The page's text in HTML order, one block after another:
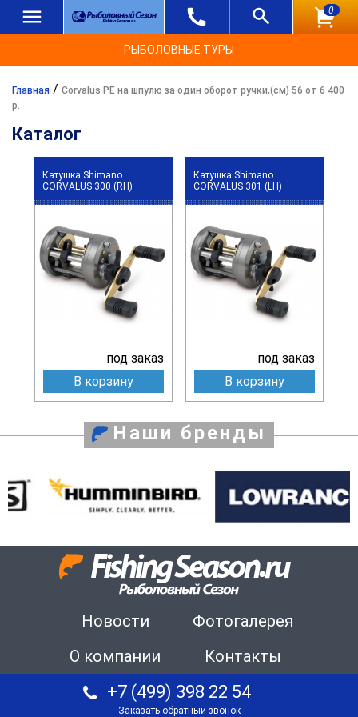
0
РЫБОЛОВНЫЕ ТУРЫ
Главная / Corvalus PE на шпулю за один оборот ручки,(см) 56 от 6 400
р.
Каталог
Катушка Shimano
CORVALUS 300 (RH)
под заказ
В корзину
Катушка Shimano
CORVALUS 301 (LH)
под заказ
В корзину
Наши бренды
Новости
Фотогалерея
О компании
Контакты
+7 (499) 398 22 54
Заказать обратный звонок